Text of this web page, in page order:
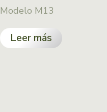
Modelo M13
Leer más